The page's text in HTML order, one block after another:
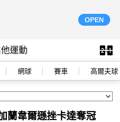
OPEN
運動
網球 賽車 高爾夫球
蘭韋爾遜挫卡達奪冠